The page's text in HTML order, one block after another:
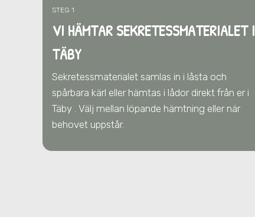
STEG 1
VI HÄMTAR SEKRETESSMATERIALET I
TÄBY
Sekretessmaterialet samlas in i låsta och
spårbara kärl eller hämtas i lådor direkt från er i
Täby . Välj mellan löpande hämtning eller när
behovet uppstår.